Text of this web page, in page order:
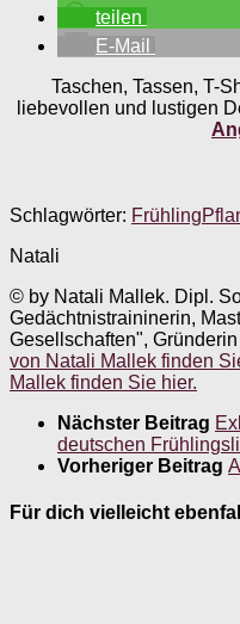
teilen
E-Mail
Taschen, Tassen, T-
liebevollen und lustigen
Schlagwörter: Frühling
Natali
© by Natali Mallek. Dipl.
Gedächtnistraininerin,
Gesellschaften",
von Natali Mallek finden
Mallek finden Sie hier.
Nächster Beitrag
deutschen
Vorheriger Beitrag
Für dich vielleicht